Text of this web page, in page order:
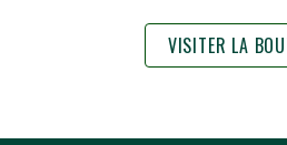
VISITER LA